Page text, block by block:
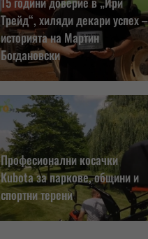
Трейд“, хиляди декари успех –
историята на Мартин
Богдановски
Професионални косачки
Kubota за паркове, общини и
спортни терени